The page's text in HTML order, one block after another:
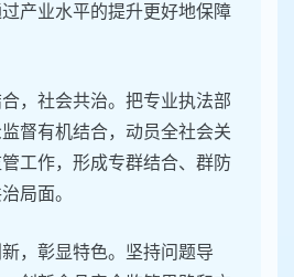
产业水平的提升更好地保障
合，社会共治。把专业执法部
督有机结合，动员全社会关
工作，形成专群结合、群防
局面。
新，彰显特色。坚持问题导